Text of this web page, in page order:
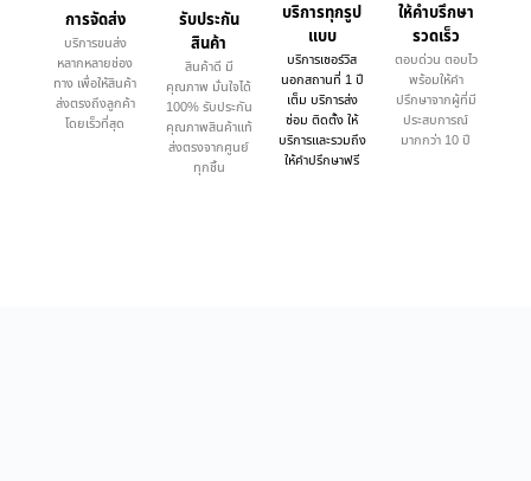
การจัดส่ง
บริการขนส่ง
หลากหลายช่อง
ทาง เพื่อให้สินค้า
ส่งตรงถึงลูกค้า
โดยเร็วที่สุด
รับประกัน
สินค้า
สินค้าดี มี
คุณภาพ มั่นใจได้
100% รับประกัน
คุณภาพสินค้าแท้
ส่งตรงจากศูนย์
ทุกชิ้น
บริการทุกรูป
แบบ
บริการเซอร์วิส
นอกสถานที่ 1 ปี
เต็ม บริการส่ง
ซ่อม ติดตั้ง ให้
บริการและรวมถึง
ให้คำปรึกษาฟรี
ให้คำบรึกษา
รวดเร็ว
ตอบด่วน ตอบไว
พร้อมให้คำ
ปรึกษาจากผู้ที่มี
ประสบการณ์
มากกว่า 10 ปี